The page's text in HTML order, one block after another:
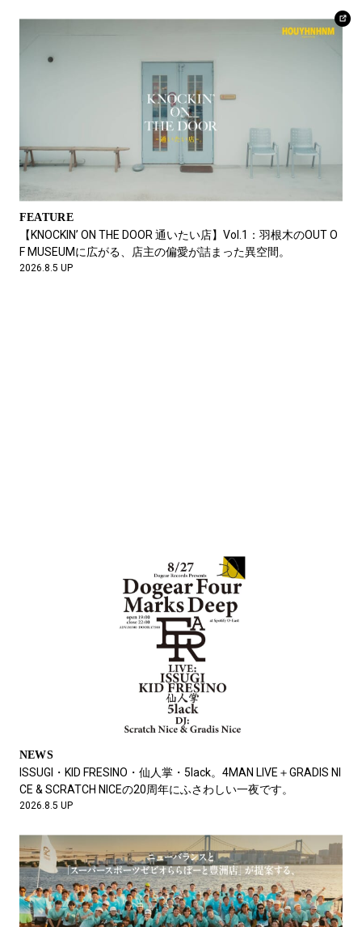
FEATURE
【KNOCKIN’ ON THE DOOR 通いたい店】Vol.1：羽根木のOUT O
F MUSEUMに広がる、店主の偏愛が詰まった異空間。
2026.8.5 UP
NEWS
ISSUGI・KID FRESINO・仙人掌・5lack。4MAN LIVE＋GRADIS NI
CE & SCRATCH NICEの20周年にふさわしい一夜です。
2026.8.5 UP
大橋高歩がフォルボットのサップに乗って湖上で感じたこと。
2026.7.15 UP
クロックスを履いて、サッカーを観たら。
NEWS